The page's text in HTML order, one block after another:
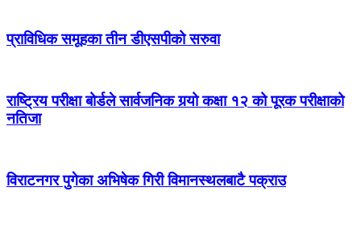
प्राविधिक समूहका तीन डीएसपीको सरुवा
राष्ट्रिय परीक्षा बोर्डले सार्वजनिक गर्‍यो कक्षा १२ को पूरक परीक्षाको
नतिजा
विराटनगर पुगेका अभिषेक गिरी विमानस्थलबाटै पक्राउ